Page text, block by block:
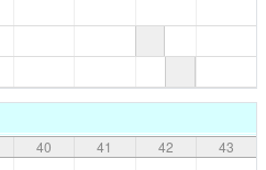
40 41 42 43